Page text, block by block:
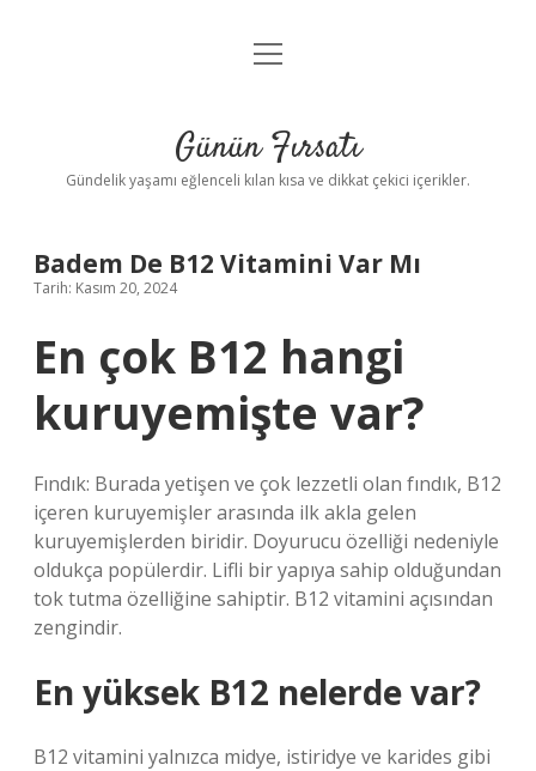
Anasayfa
Yasal Uyarı
menüyü
Günün Fırsatı
Gündelik yaşamı eğlenceli kılan kısa ve dikkat çekici içerikler.
Badem De B12 Vitamini Var Mı
Tarih: Kasım 20, 2024
En çok B12 hangi
kuruyemişte var?
Fındık: Burada yetişen ve çok lezzetli olan fındık, B12
içeren kuruyemişler arasında ilk akla gelen
kuruyemişlerden biridir. Doyurucu özelliği nedeniyle
oldukça popülerdir. Lifli bir yapıya sahip olduğundan
tok tutma özelliğine sahiptir. B12 vitamini açısından
zengindir.
En yüksek B12 nelerde var?
B12 vitamini yalnızca midye, istiridye ve karides gibi